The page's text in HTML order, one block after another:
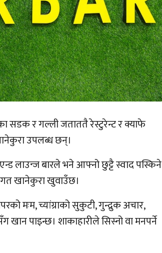
सडक र गल्ली जताततै रेस्टुरेन्ट र क्याफे
उपलब्ध छन्।
लाउन्ज बारले भने आफ्नो छुट्टै स्वाद पस्किने
खानेकुरा खुवाउँछ।
मःम, च्यांग्राको सुकुटी, गुन्द्रुक अचार,
पाइन्छ। शाकाहारीले सिस्नो वा मनपर्ने